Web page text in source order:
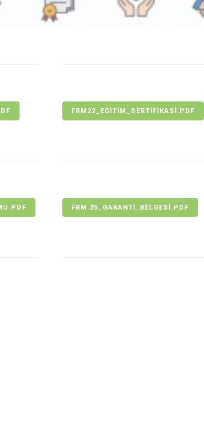
FRM22_EGITIM_SERTIFIKASI.PDF
FRM.25_GARANTI_BELGESI.PDF